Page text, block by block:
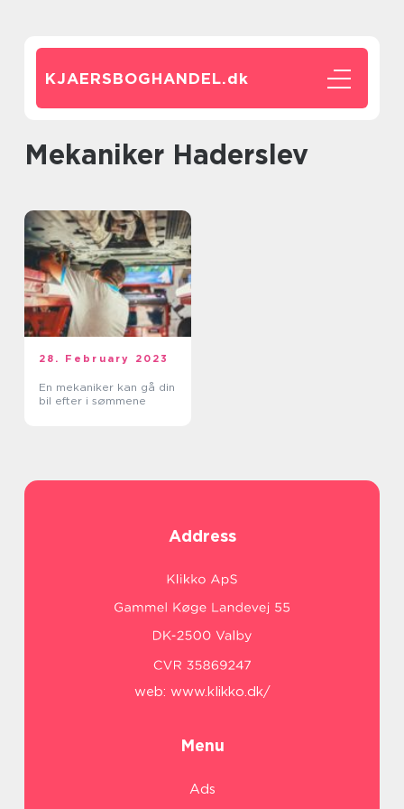
KJAERSBOGHANDEL.dk
mekaniker Haderslev
28. February 2023
En mekaniker kan gå din
bil efter i sømmene
Address
web: www.klikko.dk/
Menu
Ads